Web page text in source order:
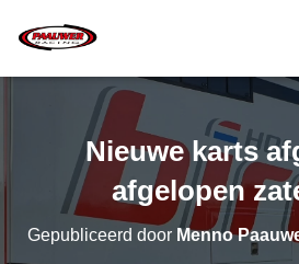
Nieuwe karts
afgelopen
Gepubliceerd door Menno